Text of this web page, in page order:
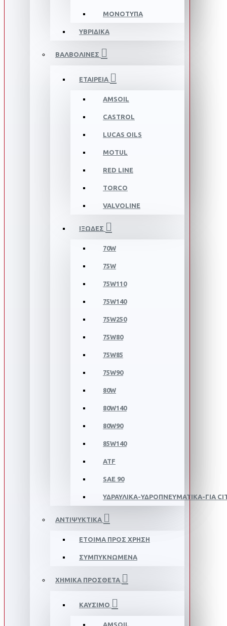
ΜΟΝΟΤΥΠΑ
ΥΒΡΙΔΙΚΑ
ΒΑΛΒΟΛΙΝΕΣ
ΕΤΑΙΡΕΙΑ
AMSOIL
CASTROL
LUCAS OILS
MOTUL
RED LINE
TORCO
VALVOLINE
ΙΞΩΔΕΣ
70W
75W
75W110
75W140
75W250
75W80
75W85
75W90
80W
80W140
80W90
85W140
ATF
SAE 90
ΥΔΡΑΥΛΙΚΑ-ΥΔΡΟΠΝΕΥΜΑΤΙΚΑ-ΓΙΑ
ΑΝΤΙΨΥΚΤΙΚΑ
ΕΤΟΙΜΑ ΠΡΟΣ ΧΡΗΣΗ
ΣΥΜΠΥΚΝΩΜΕΝΑ
ΧΗΜΙΚΑ ΠΡΟΣΘΕΤΑ
ΚΑΥΣΙΜΟ
AMSOIL